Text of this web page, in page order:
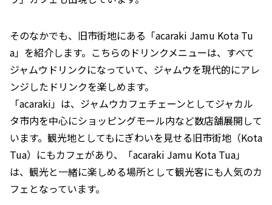
そのなかでも、旧市街地にある「acaraki Jamu Kota Tu
a」を紹介します。こちらのドリンクメニューは、すべて
ジャムウドリンクになっていて、ジャムウを現代的にアレ
ンジしたドリンクを楽しめます。
「acaraki」は、ジャムウカフェチェーンとしてジャカル
タ市内を中心にショッピングモール内など数店舗展開して
います。観光地としてもにぎわいを見せる旧市街地（Kota
Tua）にもカフェがあり、「acaraki Jamu Kota Tua」
は、観光と一緒に楽しめる場所として観光客にも人気のカ
フェとなっています。